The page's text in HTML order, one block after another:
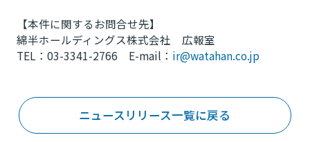
【本件に関するお問合せ先】
綿半ホールディングス株式会社 広報室
TEL：03-3341-2766 E-mail： ir@watahan.co.jp
ニュースリリース一覧に戻る